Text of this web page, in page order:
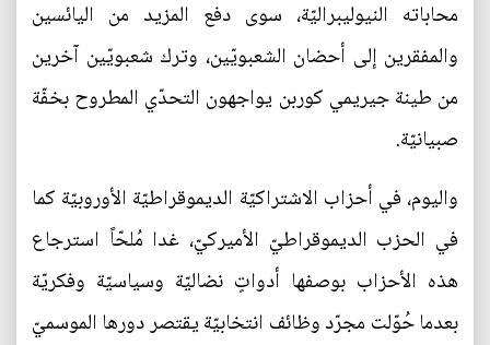
محاباته النيوليبراليّة، سوى دفع المزيد من اليائسين
والمفقرين إلى أحضان الشعبويّين، وترك شعبويّين آخرين
من طينة جيريمي كوربن يواجهون التحدّي المطروح بخفّة
صبيانيّة.
واليوم، في أحزاب الاشتراكيّة الديموقراطيّة الأوروبيّة كما
في الحزب الديموقراطيّ الأميركيّ، غدا مُلحّاً استرجاع
هذه الأحزاب بوصفها أدواتٍ نضاليّة وسياسيّة وفكريّة
بعدما حُوّلت مجرّد وظائف انتخابيّة يقتصر دورها الموسميّ